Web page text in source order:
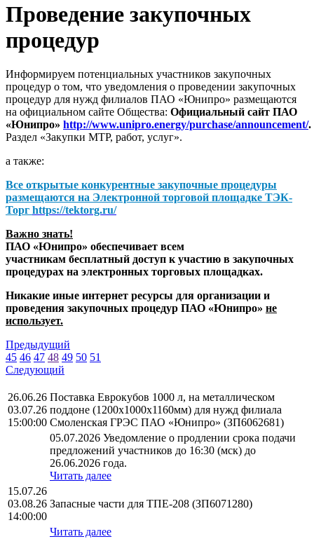
Проведение закупочных
процедур
Информируем потенциальных участников закупочных
процедур о том, что уведомления о проведении закупочных
процедур для нужд филиалов ПАО «Юнипро» размещаются
на официальном сайте Общества: Официальный сайт ПАО
«Юнипро» http://www.unipro.energy/purchase/announcement/.
Раздел «Закупки МТР, работ, услуг».
а также:
Все открытые конкурентные закупочные процедуры
размещаются на Электронной торговой площадке ТЭК-
Торг https://tektorg.ru/
Важно знать!
ПАО «Юнипро» обеспечивает всем
участникам бесплатный доступ к участию в закупочных
процедурах на электронных торговых площадках.
Никакие иные интернет ресурсы для организации и
проведения закупочных процедур ПАО «Юнипро» не
использует.
Предыдущий
45 46 47 48 49 50 51
Следующий
26.06.26
03.07.26
15:00:00
Поставка Еврокубов 1000 л, на металлическом
поддоне (1200х1000х1160мм) для нужд филиала
Смоленская ГРЭС ПАО «Юнипро» (ЗП6062681)
05.07.2026 Уведомление о продлении срока подачи
предложений участников до 16:30 (мск) до
26.06.2026 года.
Читать далее
15.07.26
03.08.26
14:00:00
Запасные части для ТПЕ-208 (ЗП6071280)
Читать далее